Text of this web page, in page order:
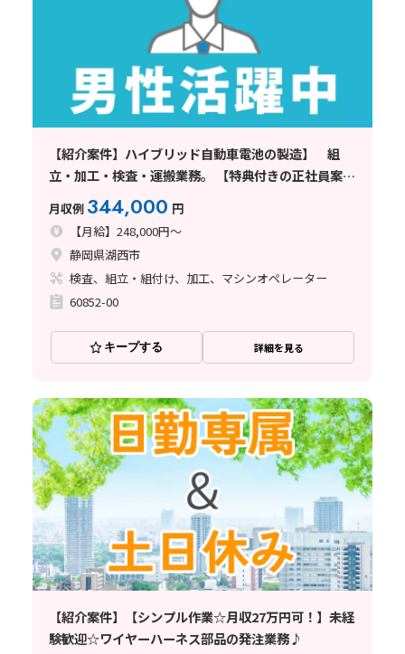
【紹介案件】ハイブリッド自動車電池の製造】 組
立・加工・検査・運搬業務。 【特典付きの正社員案
件】 湖西市で月給制のお仕事☆彡
月収例 344,000 円
【月給】248,000円～
静岡県湖西市
検査、組立・組付け、加工、マシンオペレーター
60852-00
キープする 詳細を見る
【紹介案件】【シンプル作業☆月収27万円可！】未経
験歓迎☆ワイヤーハーネス部品の発注業務♪